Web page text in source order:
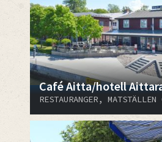
Café Aitta/hotell
RESTAURANGER, MATSTÄLLEN